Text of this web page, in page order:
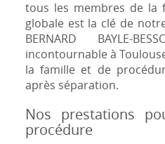
tous les membres de la
globale est la clé de
BERNARD BAYLE-
incontournable à
la famille et de
après séparation.
Nos prestations
procédure